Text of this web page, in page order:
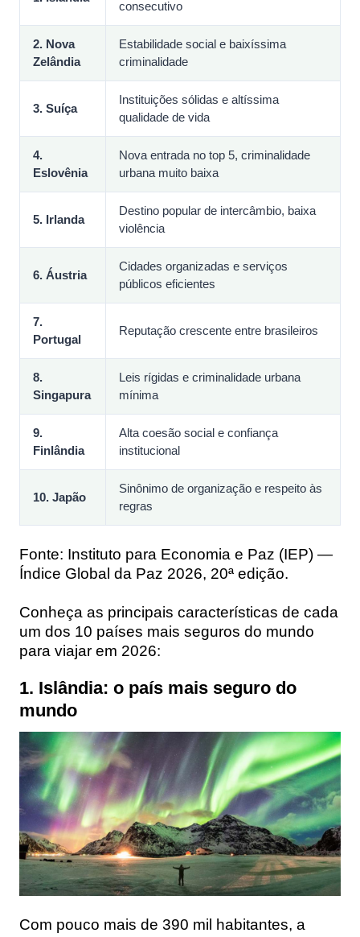
consecutivo
2. Nova
Zelândia
Estabilidade social e baixíssima
criminalidade
3. Suíça
Instituições sólidas e altíssima
qualidade de vida
4.
Eslovênia
Nova entrada no top 5, criminalidade
urbana muito baixa
5. Irlanda
Destino popular de intercâmbio, baixa
violência
6. Áustria
Cidades organizadas e serviços
públicos eficientes
7.
Portugal
Reputação crescente entre brasileiros
8.
Singapura
Leis rígidas e criminalidade urbana
mínima
9.
Finlândia
Alta coesão social e confiança
institucional
10. Japão
Sinônimo de organização e respeito às
regras
Fonte: Instituto para Economia e Paz (IEP) —
Índice Global da Paz 2026, 20ª edição.
Conheça as principais características de cada
um dos 10 países mais seguros do mundo
para viajar em 2026:
1. Islândia: o país mais seguro do
mundo
Com pouco mais de 390 mil habitantes, a